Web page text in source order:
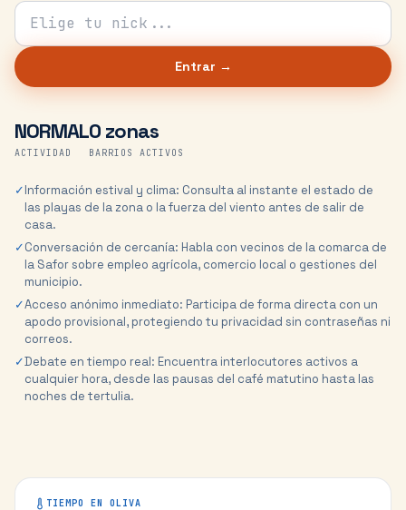
Tu nick para el chat
Entrar →
NORMAL
ACTIVIDAD
0 zonas
BARRIOS ACTIVOS
✓Información estival y clima: Consulta al instante el estado de
las playas de la zona o la fuerza del viento antes de salir de
casa.
✓Conversación de cercanía: Habla con vecinos de la comarca de
la Safor sobre empleo agrícola, comercio local o gestiones del
municipio.
✓Acceso anónimo inmediato: Participa de forma directa con un
apodo provisional, protegiendo tu privacidad sin contraseñas ni
correos.
✓Debate en tiempo real: Encuentra interlocutores activos a
cualquier hora, desde las pausas del café matutino hasta las
noches de tertulia.
TIEMPO EN OLIVA